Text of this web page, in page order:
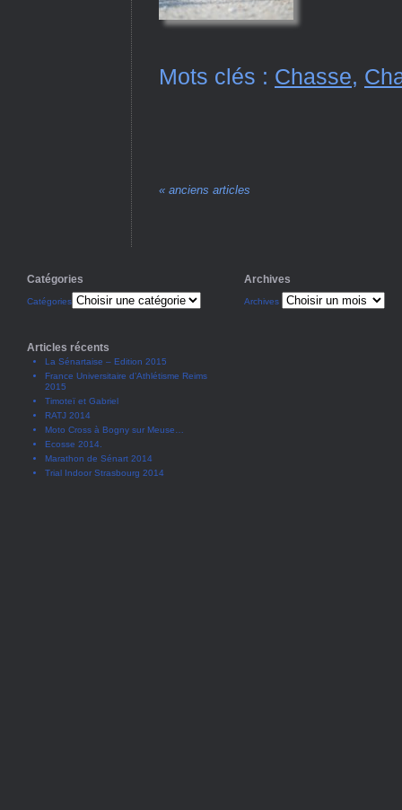
Mots clés : Chasse,
« anciens articles
Catégories
Catégories
Articles récents
La Sénartaise – Edition 2015
France Universitaire d’Athlétisme Reims
2015
Timoteï et Gabriel
RATJ 2014
Moto Cross à Bogny sur Meuse…
Ecosse 2014.
Marathon de Sénart 2014
Trial Indoor Strasbourg 2014
Archives
Archives